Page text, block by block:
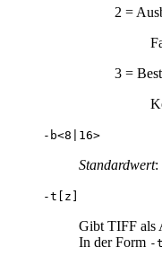
2 =
3 =
-b<8|16>
Standardwert:
-t[z]
Gibt TIFF als
In der Form -